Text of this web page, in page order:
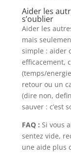
Aider les
s’oublier
Aider les
mais
simple : aider
efficacement,
(temps/
retour ou un
(dire non,
sauver : c’est
FAQ : Si vous
sentez vide,
une aide plus